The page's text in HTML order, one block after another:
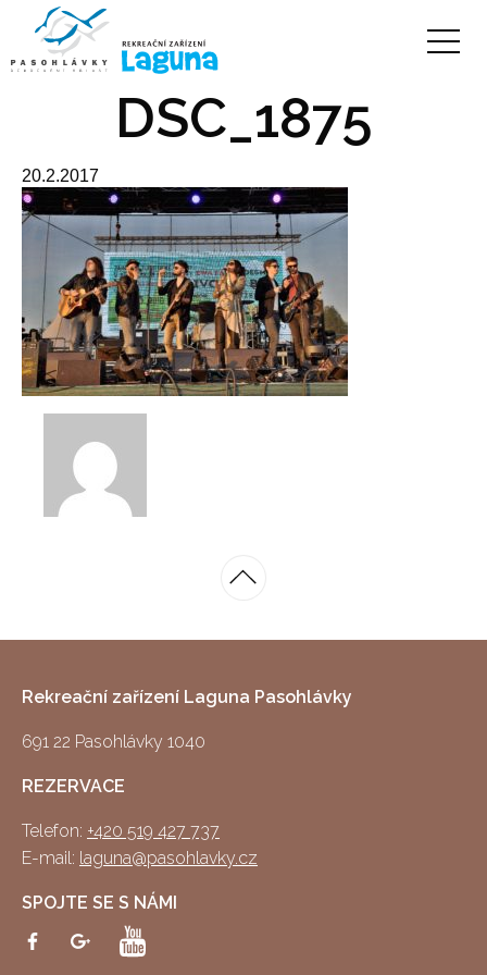
DSC_1875
20.2.2017
Rekreační zařízení Laguna Pasohlávky
691 22 Pasohlávky 1040
REZERVACE
Telefon: +420 519 427 737
E-mail: laguna@pasohlavky.cz
SPOJTE SE S NÁMI